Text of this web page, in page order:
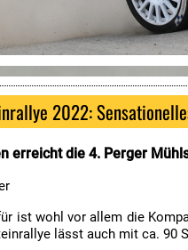
2022:
erreicht die 4. Perger
ist wohl vor allem die
lässt auch mit ca. 90